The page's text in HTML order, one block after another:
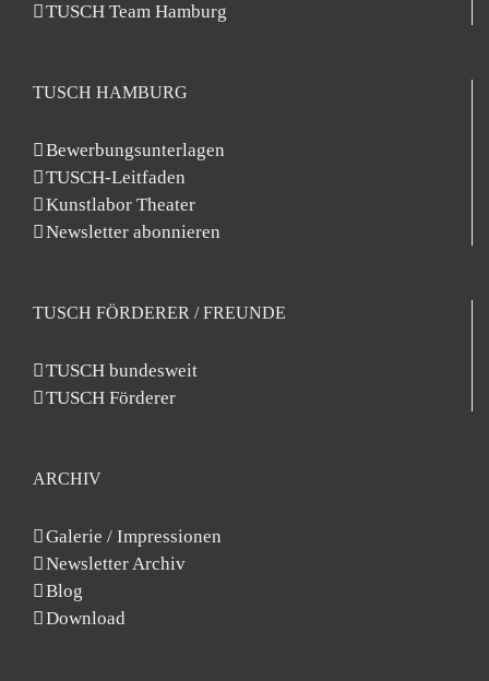
TUSCH Team Hamburg
TUSCH HAMBURG
Bewerbungsunterlagen
TUSCH-Leitfaden
Kunstlabor Theater
Newsletter abonnieren
TUSCH FÖRDERER / FREUNDE
TUSCH bundesweit
TUSCH Förderer
ARCHIV
Galerie / Impressionen
Newsletter Archiv
Blog
Download